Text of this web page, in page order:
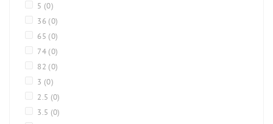
5 (0)
36 (0)
65 (0)
74 (0)
82 (0)
3 (0)
2.5 (0)
3.5 (0)